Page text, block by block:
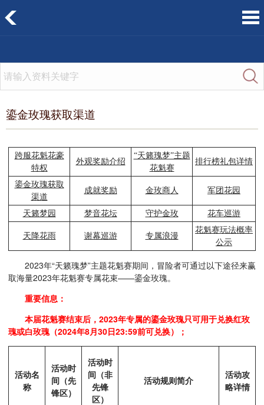
鎏金玫瑰获取渠道
跨服花魁花豪
特权
外观奖励介绍
“天籁瑰梦”主题
花魁赛
排行榜礼包详情
鎏金玫瑰获取
渠道
成就奖励 金玫商人 军团花园
天籁梦园 梦音花坛 守护金玫 花车巡游
天降花雨 谢幕巡游 专属浪漫
花魁赛玩法概率
公示
2023年“天籁瑰梦”主题花魁赛期间，冒险者可通过以下途径来赢
取海量2023年花魁赛专属花束——鎏金玫瑰。
重要信息：
本届花魁赛结束后，2023年专属的鎏金玫瑰只可用于兑换红玫
瑰或白玫瑰（2024年8月30日23:59前可兑换）；
活动名
称
活动时
间（先
锋区）
活动时
间（非
先锋
区）
活动规则简介
活动攻
略详情